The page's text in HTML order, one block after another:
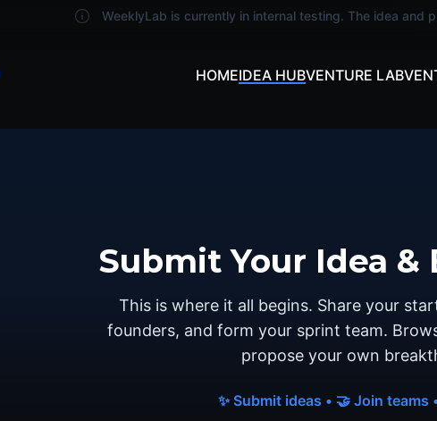
WeeklyLab is currently in internal testing. The idea and
HOMEIDEA HUBVENTURE LAB
Submit Your Idea &
This is where it all begins. Share your
founders, and form your sprint team.
propose your own
✨ Submit ideas • 🤝 Join teams